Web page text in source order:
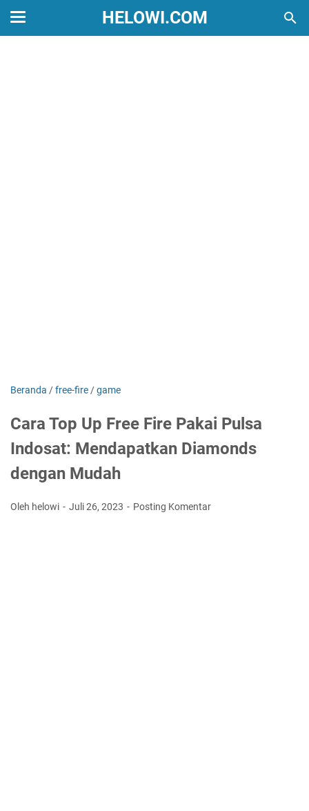
HELOWI.COM
Beranda /free-fire /game
Cara Top Up Free Fire Pakai Pulsa
Indosat: Mendapatkan Diamonds
dengan Mudah
Oleh helowi Juli 26, 2023 Posting Komentar